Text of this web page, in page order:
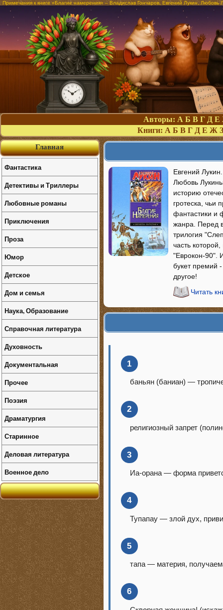
Примечания к книге «Благие намерения» – Владислав Гончаров, Евгений Лукин, Любовь
Авторы: А Б В Г Д Е
Книги: А Б В Г Д Е Ж З
Евгений
Любовь
историю
гротеска,
фантастики и
жанра. Перед
трилогия
часть
"Еврокон-90".
букет премий
другое!
Читать
1
баньян (баниан) —
2
религиозный запрет
3
Иа-орана — форма
4
Тупапау — злой дух,
5
тапа — материя,
6
Главная
Фантастика
Детективы и Триллеры
Любовные романы
Приключения
Проза
Юмор
Детское
Дом и семья
Наука, Образование
Справочная литература
Духовность
Документальная
Прочее
Поэзия
Драматургия
Старинное
Деловая литература
Военное дело